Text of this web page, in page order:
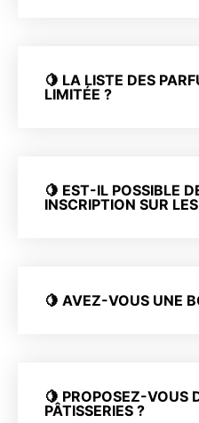
🍋 LA LISTE DES
LIMITÉE ?
🍋 EST-IL POSSIBLE
INSCRIPTION SUR
🍋 AVEZ-VOUS UNE
🍋 PROPOSEZ-VOUS
PÂTISSERIES ?